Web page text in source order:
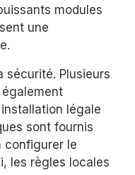
modules
une
sécurité. Plusieurs
légale
sont fournis
configurer le
les règles locales